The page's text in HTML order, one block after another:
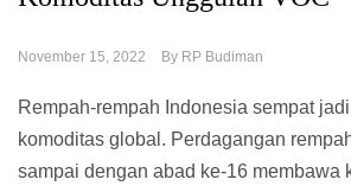
November 15, 2022 By RP Budiman
Rempah-rempah Indonesia sempat
komoditas global. Perdagangan
sampai dengan abad ke-16 membawa